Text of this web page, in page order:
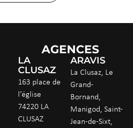
AGENCES
LA
CLUSAZ
163 place de
l’église
74220 LA
CLUSAZ
ARAVIS
La Clusaz, Le
Grand-
Bornand,
Manigod, Saint-
Jean-de-Sixt,